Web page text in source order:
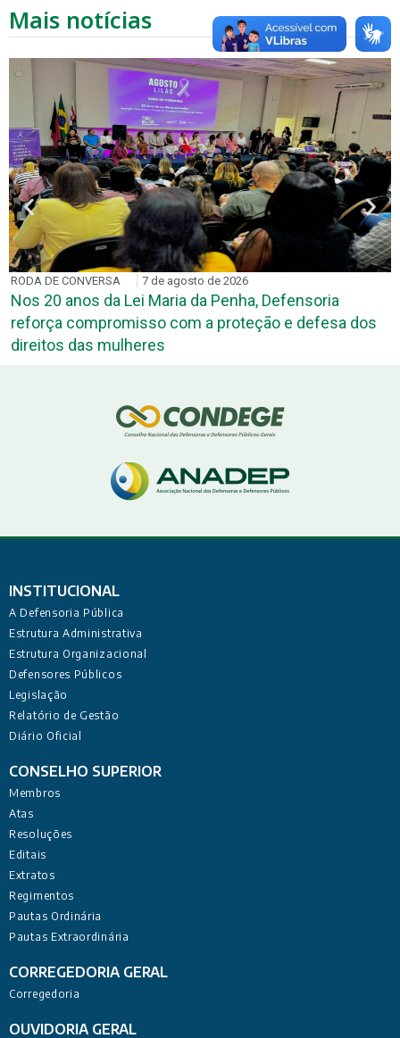
Mais notícias
RODA DE CONVERSA 7 de agosto de 2026
Nos 20 anos da Lei Maria da Penha, Defensoria
reforça compromisso com a proteção e defesa dos
direitos das mulheres
INSTITUCIONAL
A Defensoria Pública
Estrutura Administrativa
Estrutura Organizacional
Defensores Públicos
Legislação
Relatório de Gestão
Diário Oficial
CONSELHO SUPERIOR
Membros
Atas
Resoluções
Editais
Extratos
Regimentos
Pautas Ordinária
Pautas Extraordinária
CORREGEDORIA GERAL
Corregedoria
OUVIDORIA GERAL